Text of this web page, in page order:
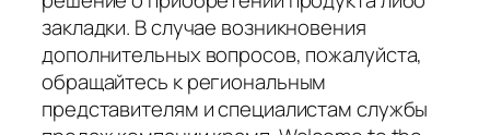
закладки. В случае возникновения
дополнительных вопросов, пожалуйста,
обращайтесь к региональным
представителям и специалистам службы